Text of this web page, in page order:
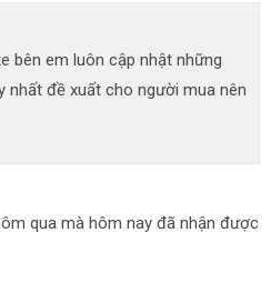
bên em luôn cập nhật những
nhất đề xuất cho người mua nên
qua mà hôm nay đã nhận được